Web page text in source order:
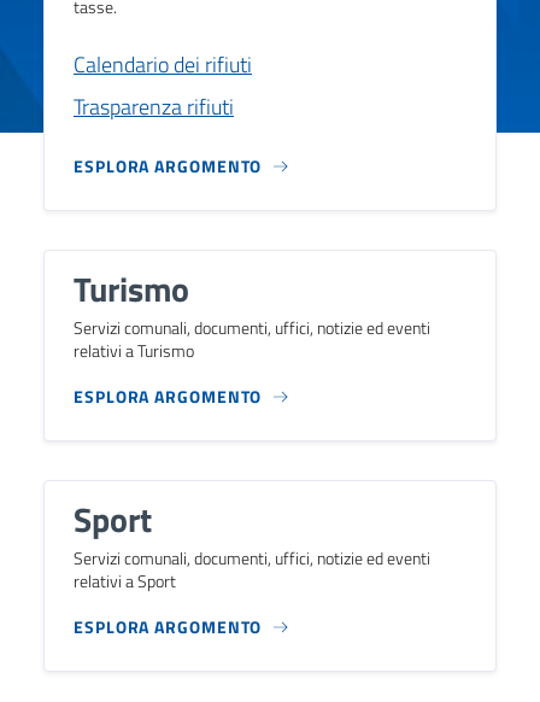
tasse.
Calendario dei rifiuti
Trasparenza rifiuti
ESPLORA ARGOMENTO
Turismo
Servizi comunali, documenti, uffici, notizie ed eventi
relativi a Turismo
ESPLORA ARGOMENTO
Sport
Servizi comunali, documenti, uffici, notizie ed eventi
relativi a Sport
ESPLORA ARGOMENTO